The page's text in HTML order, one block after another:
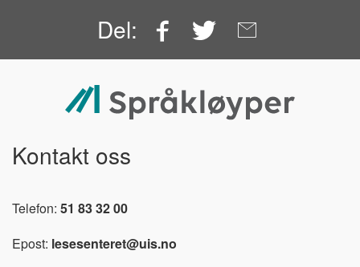
Del: Facebook
Twitter
Kontakt oss
Telefon: 51 83 32 00
Epost: lesesenteret@uis.no